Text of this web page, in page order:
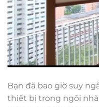
Bạn đã bao giờ suy
thiết bị trong ngôi